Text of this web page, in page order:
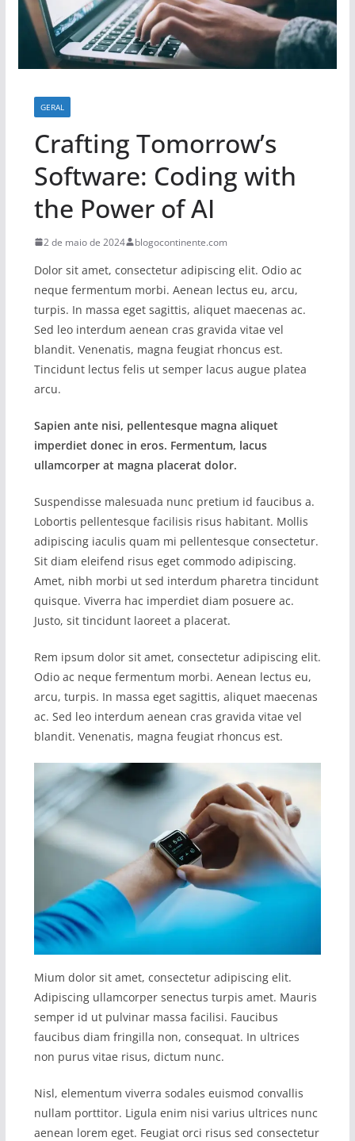
GERAL
Crafting Tomorrow’s
Software: Coding with
the Power of AI
2 de maio de 2024 blogocontinente.com
Dolor sit amet, consectetur adipiscing elit. Odio ac
neque fermentum morbi. Aenean lectus eu, arcu,
turpis. In massa eget sagittis, aliquet maecenas ac.
Sed leo interdum aenean cras gravida vitae vel
blandit. Venenatis, magna feugiat rhoncus est.
Tincidunt lectus felis ut semper lacus augue platea
arcu.
Sapien ante nisi, pellentesque magna aliquet
imperdiet donec in eros. Fermentum, lacus
ullamcorper at magna placerat dolor.
Suspendisse malesuada nunc pretium id faucibus a.
Lobortis pellentesque facilisis risus habitant. Mollis
adipiscing iaculis quam mi pellentesque consectetur.
Sit diam eleifend risus eget commodo adipiscing.
Amet, nibh morbi ut sed interdum pharetra tincidunt
quisque. Viverra hac imperdiet diam posuere ac.
Justo, sit tincidunt laoreet a placerat.
Rem ipsum dolor sit amet, consectetur adipiscing elit.
Odio ac neque fermentum morbi. Aenean lectus eu,
arcu, turpis. In massa eget sagittis, aliquet maecenas
ac. Sed leo interdum aenean cras gravida vitae vel
blandit. Venenatis, magna feugiat rhoncus est.
Mium dolor sit amet, consectetur adipiscing elit.
Adipiscing ullamcorper senectus turpis amet. Mauris
semper id ut pulvinar massa facilisi. Faucibus
faucibus diam fringilla non, consequat. In ultrices
non purus vitae risus, dictum nunc.
Nisl, elementum viverra sodales euismod convallis
nullam porttitor. Ligula enim nisi varius ultrices nunc
aenean lorem eget. Feugiat orci risus sed consectetur